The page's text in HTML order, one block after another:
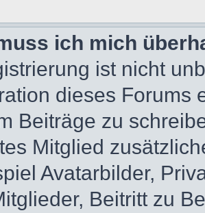
ich mich
ist nicht
dieses Forums
Beiträge zu
Mitglied
Avatarbilder,
Beitritt zu